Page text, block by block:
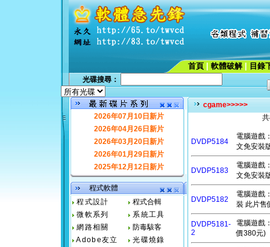
首頁 軟體破解 目錄
光碟搜尋：
2026年07月10日新片
2026年04月26日新片
2026年03月20日新片
2026年01月29日新片
2025年12月12日新片
程式軟體
程式設計
程式合輯
微軟系列
系統工具
網路相關
防毒駭客
Adobe友立
光碟燒錄
cgame>>>>>
DVDP5184
電腦遊戲
文免安裝
DVDP5183
電腦遊戲
文免安裝
DVDP5182
電腦遊戲
裝 此片售
DVDP5181-
2
電腦遊戲
價380元)